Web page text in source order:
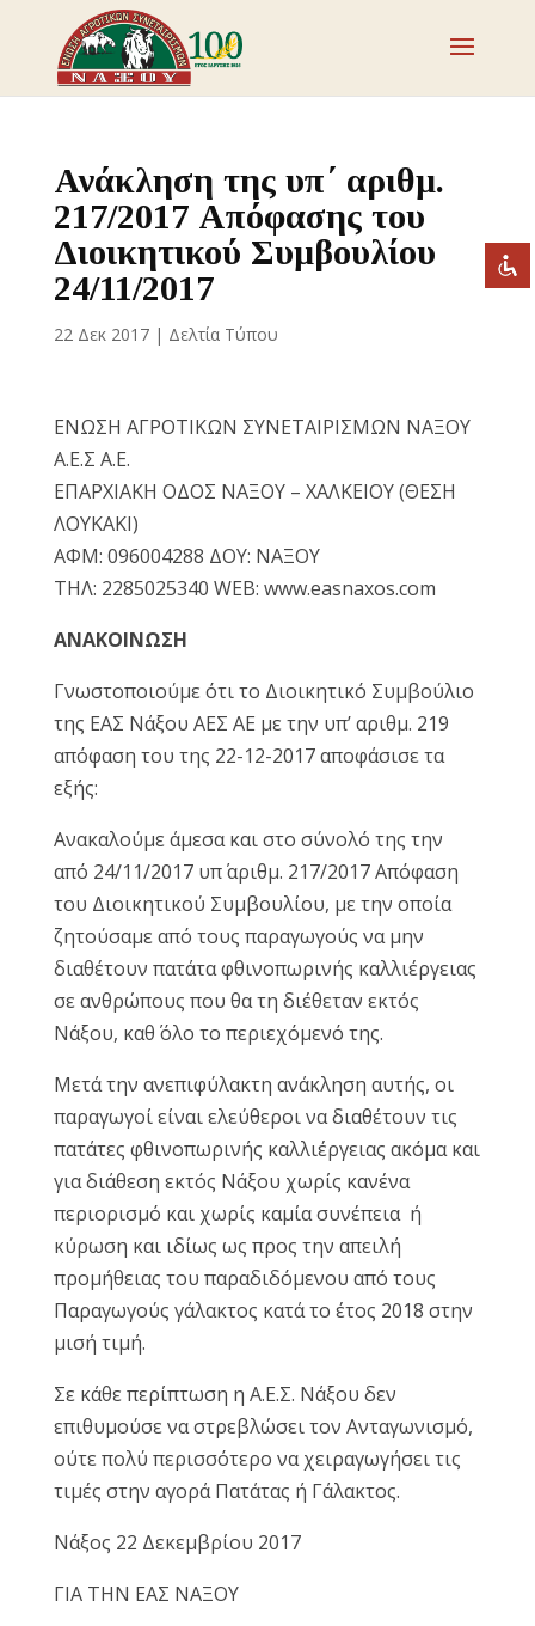
Επισημάνετε επικεφαλίδες
Σμίκρυνση
Μεγέθυνση
remove_circle_outline Μείωση γραμματοσειράς
Αύξηση γραμματοσειράς
format_underlined Υπογράμμισε συνδέσμους
font_download Επισήμανση συνδέσμων
Reset
Ανάκληση της υπ΄ αριθμ.
217/2017 Απόφασης του
Διοικητικού Συμβουλίου
24/11/2017
22 Δεκ 2017| Δελτία Τύπου
ΕΝΩΣΗ ΑΓΡΟΤΙΚΩΝ ΣΥΝΕΤΑΙΡΙΣΜΩΝ ΝΑΞΟΥ
Α.Ε.Σ Α.Ε.
ΕΠΑΡΧΙΑΚΗ ΟΔΟΣ ΝΑΞΟΥ – ΧΑΛΚΕΙΟΥ (ΘΕΣΗ
ΛΟΥΚΑΚΙ)
ΑΦΜ: 096004288 ΔΟΥ: ΝΑΞΟΥ
ΤΗΛ: 2285025340 WEB: www.easnaxos.com
ΑΝΑΚΟΙΝΩΣΗ
Γνωστοποιούμε ότι το Διοικητικό Συμβούλιο
της ΕΑΣ Νάξου ΑΕΣ ΑΕ με την υπ’ αριθμ. 219
απόφαση του της 22-12-2017 αποφάσισε τα
εξής:
Ανακαλούμε άμεσα και στο σύνολό της την
από 24/11/2017 υπ΄ αριθμ. 217/2017 Απόφαση
του Διοικητικού Συμβουλίου, με την οποία
ζητούσαμε από τους παραγωγούς να μην
διαθέτουν πατάτα φθινοπωρινής καλλιέργειας
σε ανθρώπους που θα τη διέθεταν εκτός
Νάξου, καθ΄ όλο το περιεχόμενό της.
Μετά την ανεπιφύλακτη ανάκληση αυτής, οι
παραγωγοί είναι ελεύθεροι να διαθέτουν τις
πατάτες φθινοπωρινής καλλιέργειας ακόμα και
για διάθεση εκτός Νάξου χωρίς κανένα
περιορισμό και χωρίς καμία συνέπεια ή
κύρωση και ιδίως ως προς την απειλή
προμήθειας του παραδιδόμενου από τους
Παραγωγούς γάλακτος κατά το έτος 2018 στην
μισή τιμή.
Σε κάθε περίπτωση η Α.Ε.Σ. Νάξου δεν
επιθυμούσε να στρεβλώσει τον Ανταγωνισμό,
ούτε πολύ περισσότερο να χειραγωγήσει τις
τιμές στην αγορά Πατάτας ή Γάλακτος.
Νάξος 22 Δεκεμβρίου 2017
ΓΙΑ ΤΗΝ ΕΑΣ ΝΑΞΟΥ